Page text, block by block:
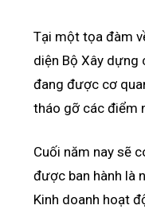
Tại một tọa đàm
diện Bộ Xây dựng
đang được cơ
tháo gỡ các điểm
Cuối năm nay sẽ
được ban hành là
Kinh doanh hoạt